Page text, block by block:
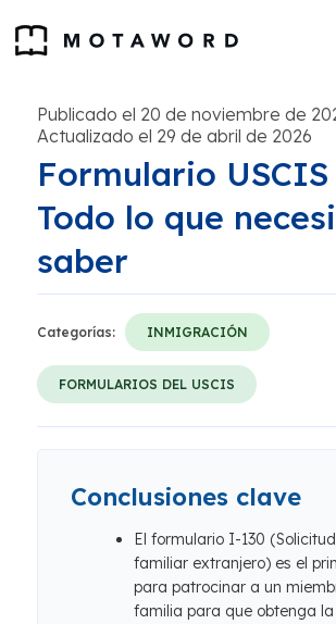
Publicado el 20 de noviembre de
Actualizado el 29 de abril de 2026
Formulario
Todo lo que
saber
Categorías: INMIGRACIÓN
FORMULARIOS DEL USCIS
Conclusiones clave
El formulario I-130
familiar extranjero) es el
para patrocinar a un
familia para que obtenga